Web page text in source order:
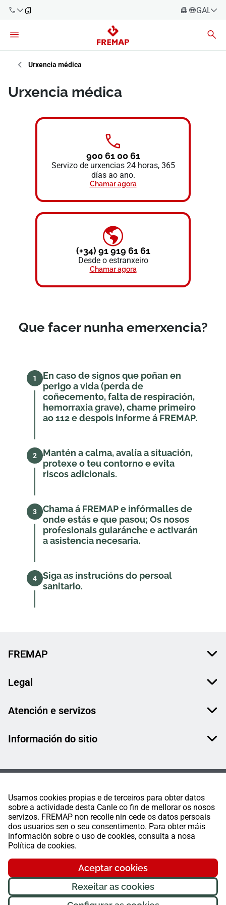
900 61 00
61
+34 91
919 61 61
Español
Asesorías
provedores
Usamos cookies propias e de terceiros para obter datos
sobre a actividade desta Canle co fin de mellorar os nosos
servizos. FREMAP non recolle nin cede os datos persoais
dos usuarios sen o seu consentimento. Para obter máis
información sobre o uso de cookies, consulta a nosa
Política de cookies.
Aceptar cookies
Rexeitar as cookies
Urxencia médica
Urxencia médica
900 61 00 61
Servizo de urxencias 24 horas, 365
días ao ano.
Chamar agora
(+34) 91 919 61 61
Desde o estranxeiro
Chamar agora
Que facer nunha emerxencia?
1
En caso de signos que poñan en
perigo a vida (perda de
coñecemento, falta de respiración,
hemorraxia grave), chame primeiro
ao 112 e despois informe á FREMAP.
2
Mantén a calma, avalía a situación,
protexe o teu contorno e evita
riscos adicionais.
3
Chama á FREMAP e infórmalles de
onde estás e que pasou; Os nosos
profesionais guiaránche e activarán
a asistencia necesaria.
4
Siga as instrucións do persoal
sanitario.
FREMAP
Legal
Atención e servizos
Información do sitio